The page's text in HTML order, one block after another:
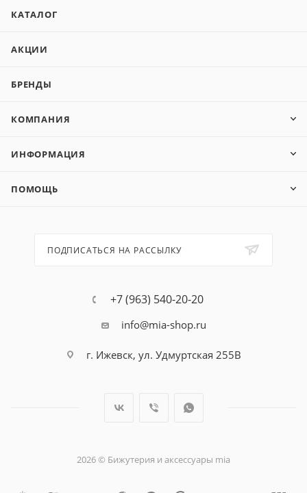
КАТАЛОГ
АКЦИИ
БРЕНДЫ
КОМПАНИЯ
ИНФОРМАЦИЯ
ПОМОЩЬ
ПОДПИСАТЬСЯ НА РАССЫЛКУ
+7 (963) 540-20-20
info@mia-shop.ru
г. Ижевск, ул. Удмуртская 255В
2026 © Бижутерия и аксессуары mia